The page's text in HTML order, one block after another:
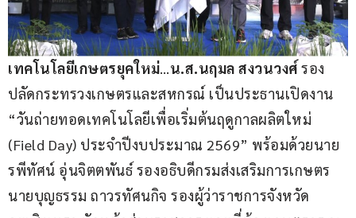
เทคโนโลยีเกษตรยุคใหม่…น.ส.นฤมล สงวนวงศ์ รอง
ปลัดกระทรวงเกษตรและสหกรณ์ เป็นประธานเปิดงาน
“วันถ่ายทอดเทคโนโลยีเพื่อเริ่มต้นฤดูกาลผลิตใหม่
(Field Day) ประจำปีงบประมาณ 2569” พร้อมด้วยนาย
รพีทัศน์ อุ่นจิตตพันธ์ รองอธิบดีกรมส่งเสริมการเกษตร
นายบุญธรรม ถาวรทัศนกิจ รองผู้ว่าราชการจังหวัด